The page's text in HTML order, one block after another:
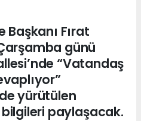
Fırat
günü
“Vatandaş
yürütülen
paylaşacak.